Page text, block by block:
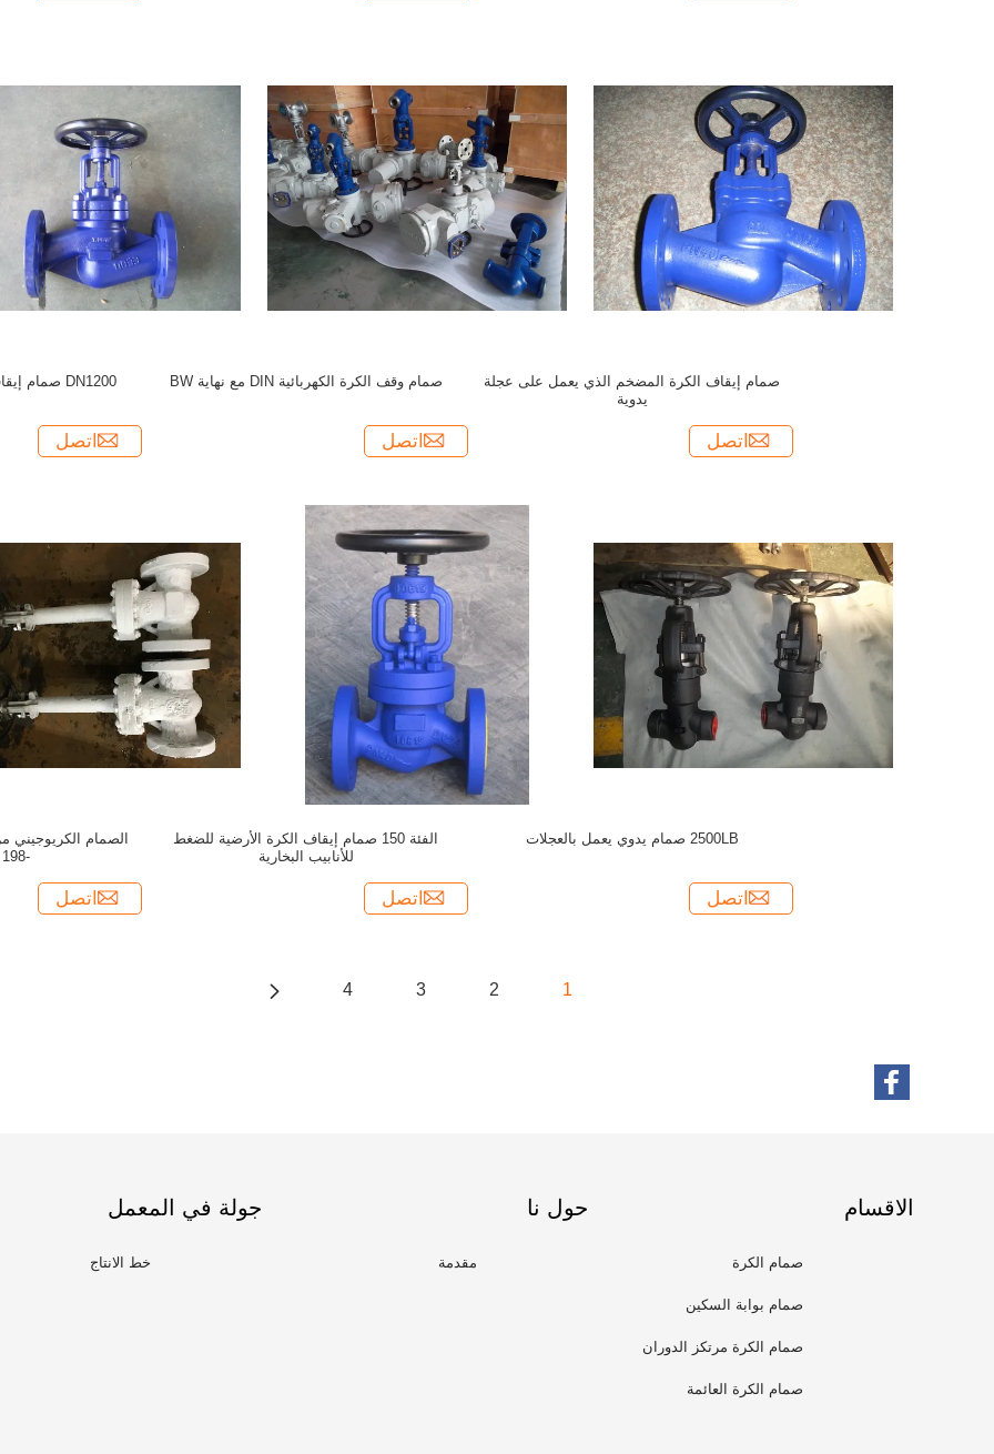
DN1200 صمام إيقاف الكرة المحمول بالفلينج
اتصل
صمام وقف الكرة الكهربائية DIN مع نهاية BW
اتصل
صمام إيقاف الكرة المضخم الذي يعمل على عجلة
يدوية
اتصل
-198 درجة مئوية
اتصل
الفئة 150 صمام إيقاف الكرة الأرضية للضغط
للأنابيب البخارية
اتصل
2500LB صمام يدوي يعمل بالعجلات
اتصل
1
2
3
4
الاقسام
صمام الكرة
صمام بوابة السكين
صمام الكرة مرتكز الدوران
صمام الكرة العائمة
حول نا
مقدمة
جولة في المعمل
خط الانتاج